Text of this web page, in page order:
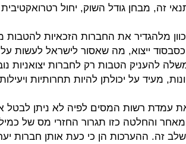
זה, מבחן גודל השוק, יחול רטרואקטיבית
מלהגדיר את החברות הזכאיות להטבות
ייצוא, מה שאסור לישראל לעשות
להעניק הטבות רק לחברות יצואניות
מעיד על יכולתן להיות תחרותיות
עמדת רשות המסים לפיה לא ניתן לבטל
והחלטה כזו תגרור החזרי מס של
זה. ההערכות הן כי כעת אותן חברות